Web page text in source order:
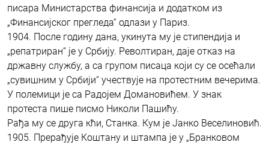
писара Министарства финансија и додатком из
„Финансијског прегледа“ одлази у Париз.
1904. После годину дана, укинута му је стипендија и
„репатриран“ је у Србију. Револтиран, даје отказ на
државну службу, а са групом писаца који су се осећали
„сувишним у Србији“ учествује на протестним вечерима.
У полемици је са Радојем Домановићем. У знак
протеста пише писмо Николи Пашићу.
Рађа му се друга кћи, Станка. Кум је Јанко Веселиновић.
1905. Прерађује Коштану и штампа је у „Бранковом